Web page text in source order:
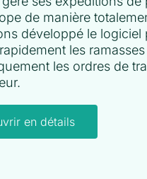
de manière
développé le logiciel
les
les ordres de
en détails